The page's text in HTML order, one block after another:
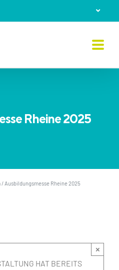
Rheine 2025
/ Ausbildungsmesse Rheine 2025
HAT BEREITS
×